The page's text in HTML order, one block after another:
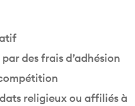
des frais d’adhésion
religieux ou affiliés à